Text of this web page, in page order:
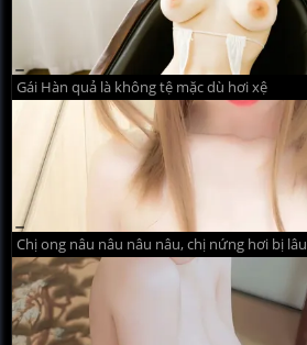
Gái Hàn quả là không tệ mặc dù hơi xệ
Chị ong nâu nâu nâu nâu, chị nứng hơi bị lâu